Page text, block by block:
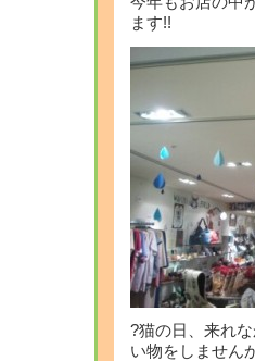
ます!!
?猫の日、来れ
い物をしません